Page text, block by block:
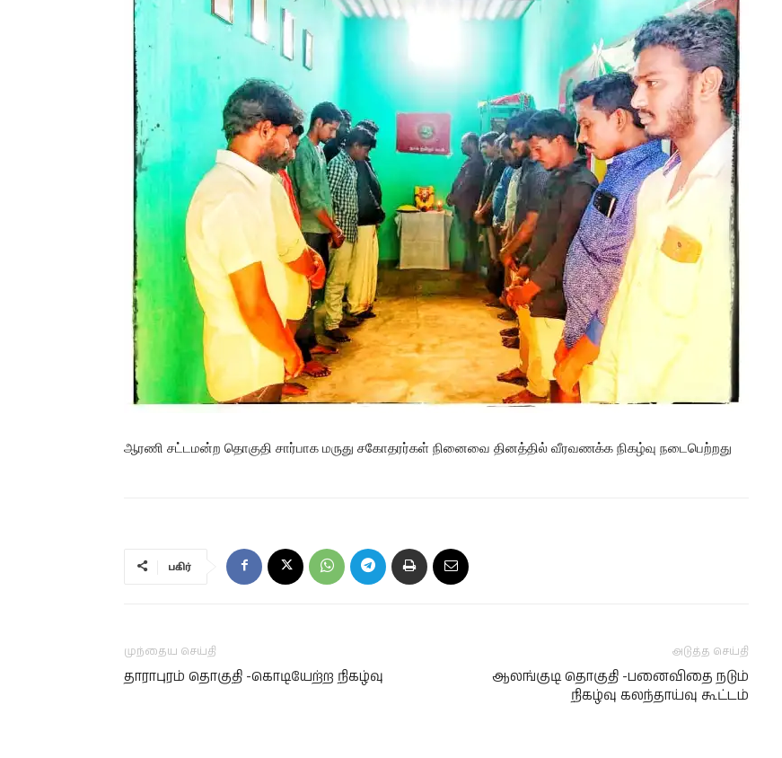
ஆரணி சட்டமன்ற தொகுதி சார்பாக மருது சகோதரர்கள் நினைவை தினத்தில் வீரவணக்க நிகழ்வு நடைபெற்றது
பகிர்
முந்தைய செய்தி
தாராபுரம் தொகுதி -கொடியேற்ற நிகழ்வு
அடுத்த செய்தி
ஆலங்குடி தொகுதி -பனைவிதை நடும்
நிகழ்வு கலந்தாய்வு கூட்டம்